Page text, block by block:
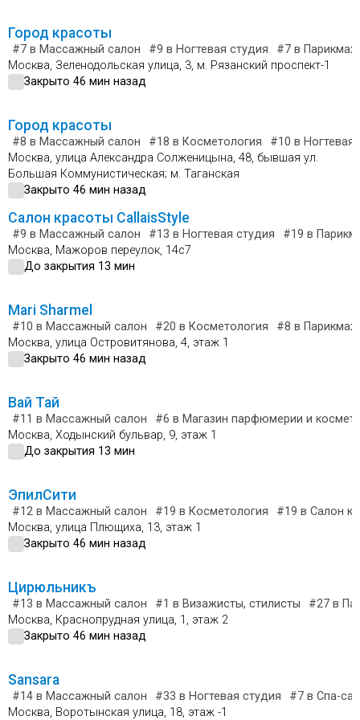
Город красоты
#7 в Массажный салон #9 в Ногтевая студия #7 в
Москва, Зеленодольская улица, 3, м. Рязанский проспект-1
Закрыто 46 мин назад
Город красоты
#8 в Массажный салон #18 в Косметология #10 в Ногтевая
Москва, улица Александра Солженицына, 48, бывшая ул.
Большая Коммунистическая; м. Таганская
Закрыто 46 мин назад
Салон красоты CallaisStyle
#9 в Массажный салон #13 в Ногтевая студия #19 в
Москва, Мажоров переулок, 14с7
До закрытия 13 мин
Mari Sharmel
#10 в Массажный салон #20 в Косметология #8 в
Москва, улица Островитянова, 4, этаж 1
Закрыто 46 мин назад
Вай Тай
#11 в Массажный салон #6 в Магазин парфюмерии и
Москва, Ходынский бульвар, 9, этаж 1
До закрытия 13 мин
ЭпилСити
#12 в Массажный салон #19 в Косметология #19 в Салон
Москва, улица Плющиха, 13, этаж 1
Закрыто 46 мин назад
Цирюльникъ
#13 в Массажный салон #1 в Визажисты, стилисты #27 в
Москва, Краснопрудная улица, 1, этаж 2
Закрыто 46 мин назад
Sansara
#14 в Массажный салон #33 в Ногтевая студия #7 в Спа-
Москва, Воротынская улица, 18, этаж -1